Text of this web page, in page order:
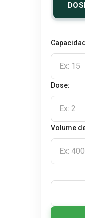
Dose:
Volume